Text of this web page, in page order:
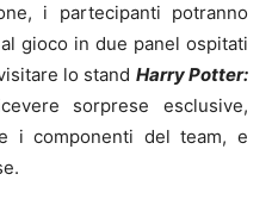
i partecipanti potranno
gioco in due panel ospitati
lo stand Harry Potter:
sorprese esclusive,
i componenti del team, e